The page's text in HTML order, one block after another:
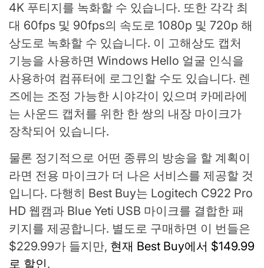
4K 푸티지를 녹화할 수 있습니다. 또한 각각 최
대 60fps 및 90fps의 속도로 1080p 및 720p 해
상도로 녹화할 수 있습니다. 이 고해상도 캡처
기능을 사용하면 Windows Hello 얼굴 인식을
사용하여 컴퓨터에 로그인할 수도 있습니다. 렌
즈에는 조정 가능한 시야각이 있으며 카메라에
는 사운드 캡처를 위한 한 쌍의 내장 마이크가
장착되어 있습니다.
물론 정기적으로 어떤 종류의 방송을 할 계획이
라면 전용 마이크가 더 나은 서비스를 제공할 것
입니다. 다행히 Best Buy는 Logitech C922 Pro
HD 웹캠과 Blue Yeti USB 마이크를 결합한 패
키지를 제공합니다. 별도로 구매하면 이 번들은
$229.99가 들지만, 현재 Best Buy에서 $149.99
로 할인.